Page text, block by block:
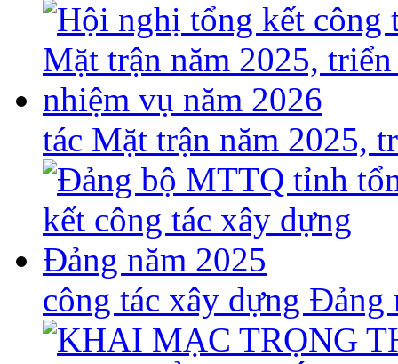
tác Mặt trận năm 2025,
công tác xây dựng Đảng